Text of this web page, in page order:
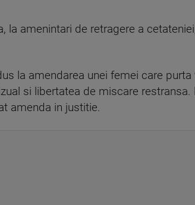
la amenintari de retragere a
la amendarea unei femei care
si libertatea de miscare
amenda in justitie.